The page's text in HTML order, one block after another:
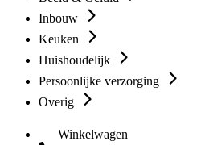
Inbouw
Keuken
Huishoudelijk
Persoonlijke verzorging
Overig
Winkelwagen